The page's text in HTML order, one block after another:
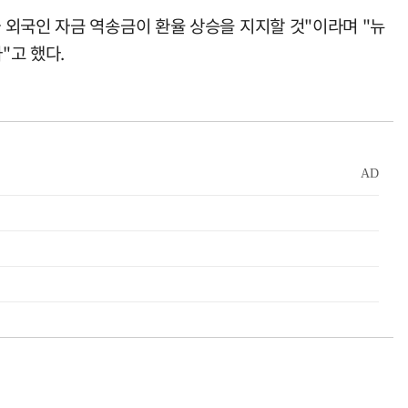
국인 자금 역송금이 환율 상승을 지지할 것"이라며 "뉴
고 했다.